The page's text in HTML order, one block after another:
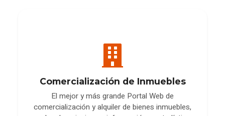
Comercialización de Inmuebles
El mejor y más grande Portal Web de
comercialización y alquiler de bienes inmuebles,